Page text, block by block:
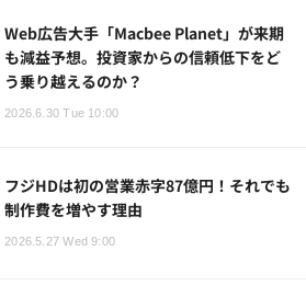
Web広告大手「Macbee Planet」が来期
も減益予想。投資家からの信頼低下をど
う乗り越えるのか？
2026.6.30 Tue 10:00
フジHDは初の営業赤字87億円！それでも
制作費を増やす理由
2026.5.27 Wed 9:00